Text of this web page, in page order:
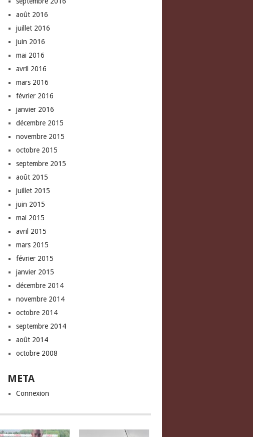
août 2016
juillet 2016
juin 2016
mai 2016
avril 2016
mars 2016
février 2016
janvier 2016
décembre 2015
novembre 2015
octobre 2015
septembre 2015
août 2015
juillet 2015
juin 2015
mai 2015
avril 2015
mars 2015
février 2015
janvier 2015
décembre 2014
novembre 2014
octobre 2014
septembre 2014
août 2014
octobre 2008
META
Connexion